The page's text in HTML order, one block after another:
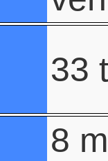
33
8 m